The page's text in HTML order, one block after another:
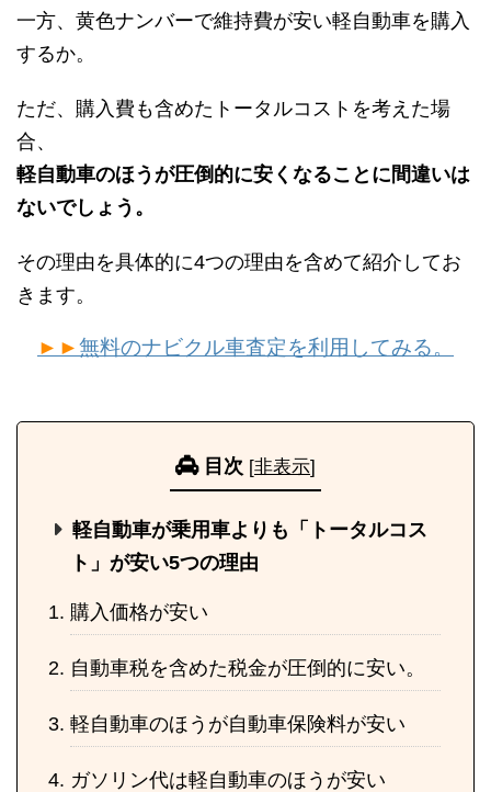
一方、黄色ナンバーで維持費が安い軽自動車を購入
するか。
ただ、購入費も含めたトータルコストを考えた場
合、
軽自動車のほうが圧倒的に安くなることに間違いは
ないでしょう。
その理由を具体的に4つの理由を含めて紹介してお
きます。
►►無料のナビクル車査定を利用してみる。
目次 [非表示]
軽自動車が乗用車よりも「トータルコス
ト」が安い5つの理由
購入価格が安い
自動車税を含めた税金が圧倒的に安い。
軽自動車のほうが自動車保険料が安い
ガソリン代は軽自動車のほうが安い